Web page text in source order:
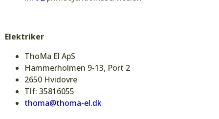
Elektriker
ThoMa El ApS
Hammerholmen 9-13, Port 2
2650 Hvidovre
Tlf: 35816055
thoma@thoma-el.dk